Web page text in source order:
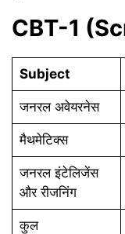
CBT-1
Subject
जनरल अवेयरनेस
मैथमेटिक्स
जनरल इंटेलिजेंस
और रीजनिंग
कुल